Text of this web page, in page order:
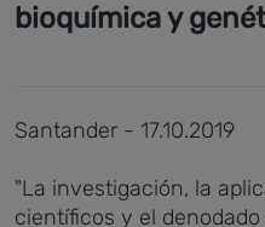
bioquímica y
Santander - 17.10.2019
"La investigación, la
científicos y el